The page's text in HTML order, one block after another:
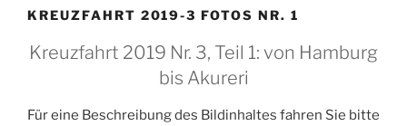
KREUZFAHRT 2019-3 FOTOS NR. 1
Kreuzfahrt 2019 Nr. 3, Teil 1: von Hamburg
bis Akureri
Für eine Beschreibung des Bildinhaltes fahren Sie bitte